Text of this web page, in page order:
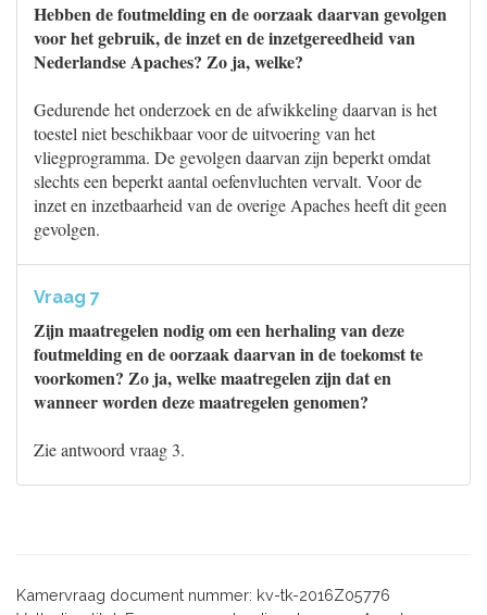
Hebben de foutmelding en de oorzaak daarvan gevolgen
voor het gebruik, de inzet en de inzetgereedheid van
Nederlandse Apaches? Zo ja, welke?
Gedurende het onderzoek en de afwikkeling daarvan is het
toestel niet beschikbaar voor de uitvoering van het
vliegprogramma. De gevolgen daarvan zijn beperkt omdat
slechts een beperkt aantal oefenvluchten vervalt. Voor de
inzet en inzetbaarheid van de overige Apaches heeft dit geen
gevolgen.
Vraag 7
Zijn maatregelen nodig om een herhaling van deze
foutmelding en de oorzaak daarvan in de toekomst te
voorkomen? Zo ja, welke maatregelen zijn dat en
wanneer worden deze maatregelen genomen?
Zie antwoord vraag 3.
Kamervraag document nummer: kv-tk-2016Z05776